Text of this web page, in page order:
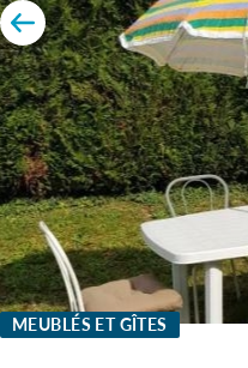
MEUBLÉS ET GÎTES